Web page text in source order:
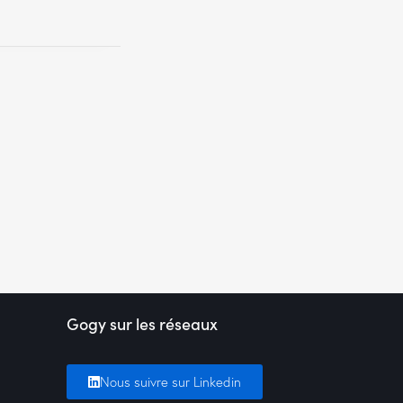
Gogy sur les réseaux
Nous suivre sur Linkedin